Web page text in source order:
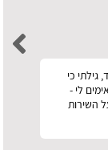
גילתי כי
לי -
השירות